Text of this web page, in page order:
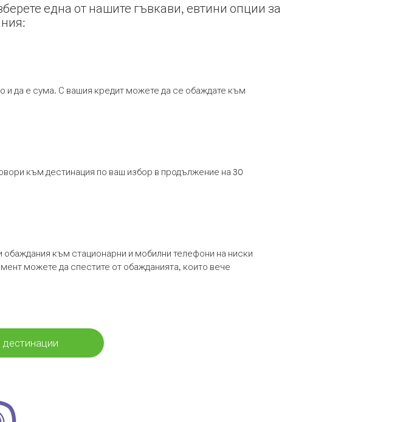
една от нашите гъвкави, евтини опции за
и да е сума. С вашия кредит можете да се обаждате към
към дестинация по ваш избор в продължение на 30
към стационарни и мобилни телефони на ниски
можете да спестите от обажданията, които вече